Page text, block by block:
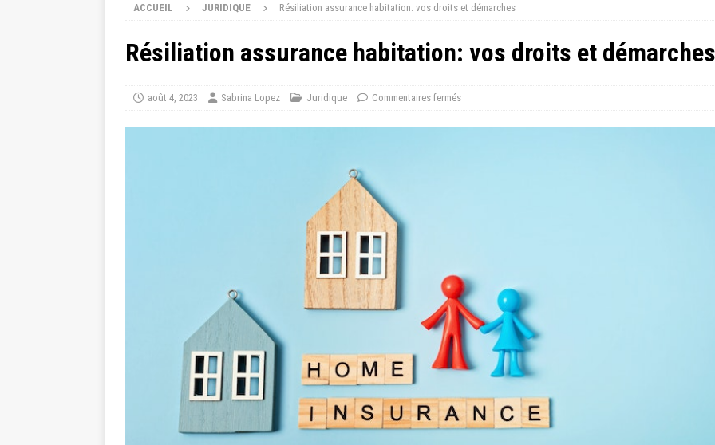
ACCUEIL JURIDIQUE Résiliation assurance habitation: vos droits et démarches
Résiliation assurance habitation: vos droits et démarches
août 4, 2023 Sabrina Lopez Juridique Commentaires fermés